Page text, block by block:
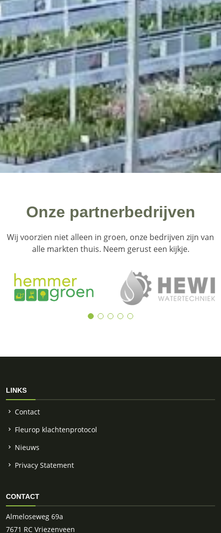
Onze partnerbedrijven
Wij voorzien niet alleen in groen, onze bedrijven zijn van
alle markten thuis. Neem gerust een kijkje.
LINKS
Contact
Fleurop klachtenprotocol
Nieuws
Privacy Statement
CONTACT
Almeloseweg 69a
7671 RC Vriezenveen